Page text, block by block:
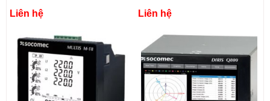
Liên hệ Liên hệ